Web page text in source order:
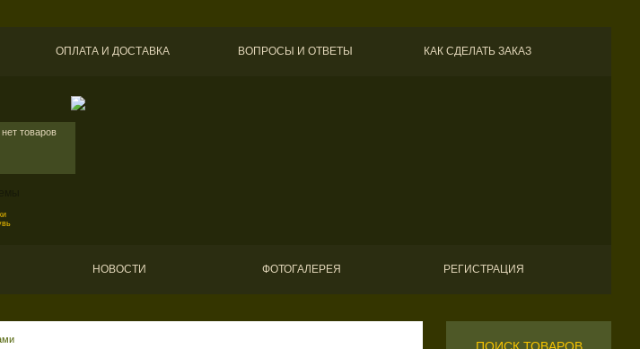
ОПЛАТА И ДОСТАВКА ВОПРОСЫ И ОТВЕТЫ КАК СДЕЛАТЬ ЗАКАЗ
товаров
НОВОСТИ ФОТОГАЛЕРЕЯ РЕГИСТРАЦИЯ